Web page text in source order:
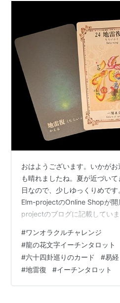
おはようございます。いかが
も晴れましたね。夏が近づい
日なので、少しゆっくりめで
Elm-projectのOnline Shopが
projectのブログに記載してい
一日ですが、今日もワンオラク
た。 ワンオラクルチャレンジ
ワンオラクルチャレンジとは
うタロットカードの占い方で、
ので「ワンオラクルチャレン
#ワンオラクルチャレンジ
#龍の花文字イーチンタロット
#六十四卦巡りのカード #易経
#地雷復 #イーチンタロット